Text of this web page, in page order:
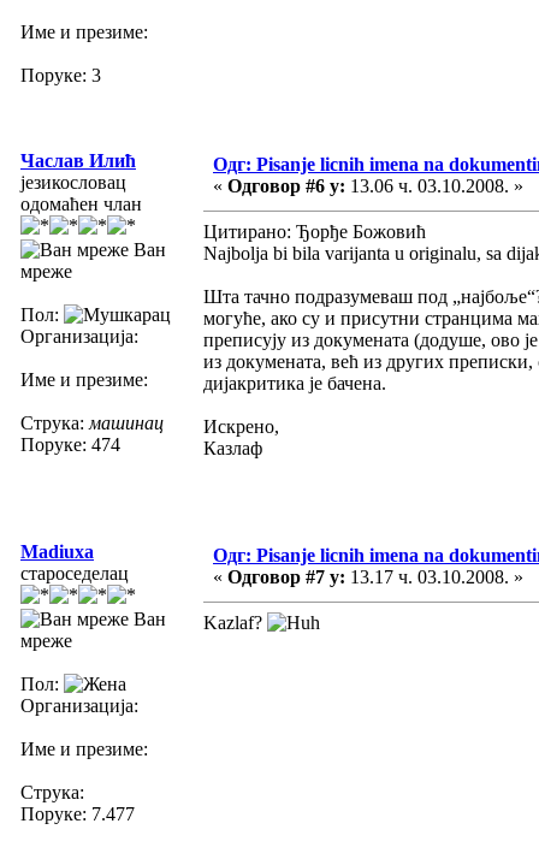
Име и презиме:
Поруке: 3
Часлав Илић
језикословац
одомаћен члан
Ван
мреже
Пол:
Организација:
Име и презиме:
Струка: машинац
Поруке: 474
Одг: Pisanje licnih imena na
« Одговор #6 у: 13.06 ч. 03.10.2008. »
Цитирано: Ђорђе Божовић
Najbolja bi bila varijanta u originalu, sa
Шта тачно подразумеваш под „најбоље“?
могуће, ако су и присутни странцима
преписују из докумената (додуше, ово
из докумената, већ из других
дијакритика је бачена.
Искрено,
Казлаф
Madiuxa
староседелац
Ван
мреже
Пол:
Организација:
Име и презиме:
Струка:
Поруке: 7.477
Одг: Pisanje licnih imena na
« Одговор #7 у: 13.17 ч. 03.10.2008. »
Kazlaf?